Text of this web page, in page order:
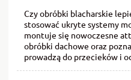
Czy obróbki blacharskie
stosować ukryte systemy
montuje się nowoczesne
obróbki dachowe oraz
prowadzą do przecieków i